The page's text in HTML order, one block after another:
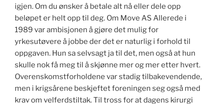
igjen. Om du ønsker å betale alt nå eller dele opp
beløpet er helt opp til deg. Om Move AS Allerede i
1989 var ambisjonen å gjøre det mulig for
yrkesutøvere å jobbe der det er naturlig i forhold til
oppgaven. Hun sa selvsagt ja til det, men også at hun
skulle nok få meg til å skjønne mer og mer etter hvert.
Overenskomstforholdene var stadig tilbakevendende,
men i krigsårene beskjeftet foreningen seg også med
krav om velferdstiltak. Til tross for at dagens kirurgi